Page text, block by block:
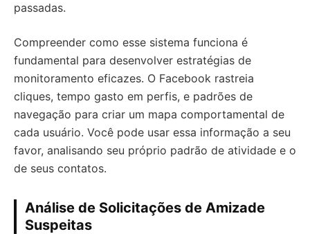
passadas.
Compreender como esse sistema funciona é
fundamental para desenvolver estratégias de
monitoramento eficazes. O Facebook rastreia
cliques, tempo gasto em perfis, e padrões de
navegação para criar um mapa comportamental de
cada usuário. Você pode usar essa informação a seu
favor, analisando seu próprio padrão de atividade e o
de seus contatos.
Análise de Solicitações de Amizade
Suspeitas